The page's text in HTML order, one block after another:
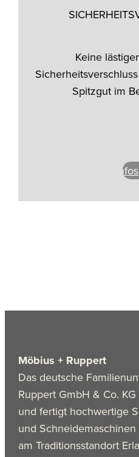
Keine
Spitzgut im
Mehr Infos
Möbius + Ruppert
Das deutsche
Ruppert GmbH & Co.
und fertigt hochwertige
und
am Traditionsstandort